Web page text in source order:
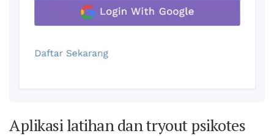
Aplikasi latihan dan tryout psikotes